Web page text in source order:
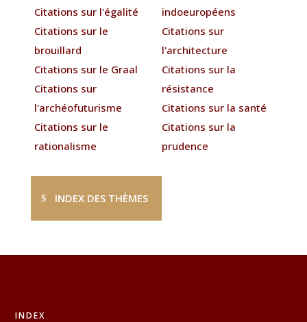
Citations sur l'égalité
Citations sur le
brouillard
Citations sur le Graal
Citations sur
l'archéofuturisme
Citations sur le
rationalisme
indoeuropéens
Citations sur
l'architecture
Citations sur la
résistance
Citations sur la santé
Citations sur la
prudence
INDEX DES THÈMES
INDEX